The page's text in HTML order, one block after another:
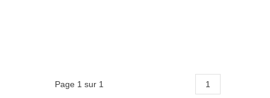
Page 1 sur 1 1